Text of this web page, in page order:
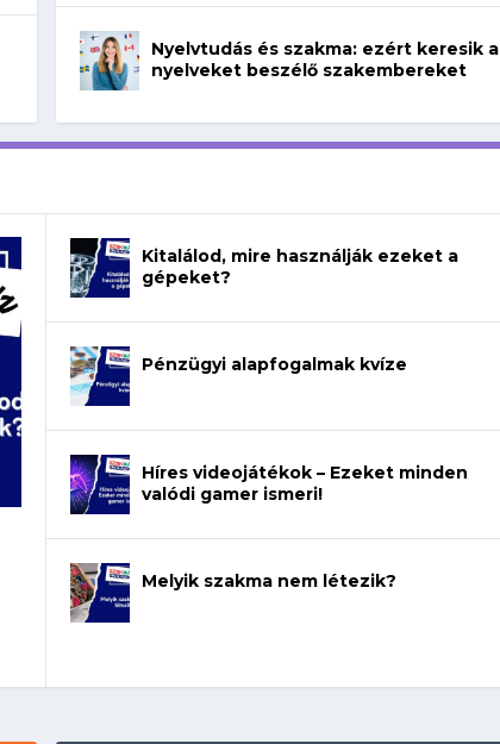
Nyelvtudás és szakma: ezért keresik a
nyelveket beszélő szakembereket
Kitalálod, mire használják ezeket a
gépeket?
Pénzügyi alapfogalmak kvíze
Híres videojátékok – Ezeket minden
valódi gamer ismeri!
Melyik szakma nem létezik?